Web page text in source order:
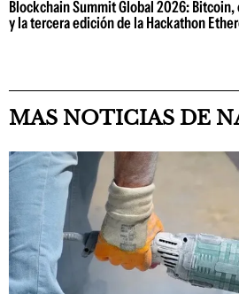
Blockchain Summit Global 2026:
y la tercera edición de la Hackathon
MAS NOTICIAS DE